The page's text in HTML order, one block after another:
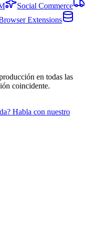
Social Commerce
Extensions
en todas las
coincidente.
Habla con nuestro